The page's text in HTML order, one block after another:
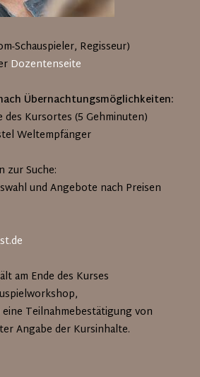
Schauspieler, Regisseur)
Dozentenseite
Übernachtungsmöglichkeiten:
Kursortes (5 Gehminuten)
Weltempfänger
zur Suche:
und Angebote nach Preisen
am Ende des Kurses
Teilnahmebestätigung von
Angabe der Kursinhalte.